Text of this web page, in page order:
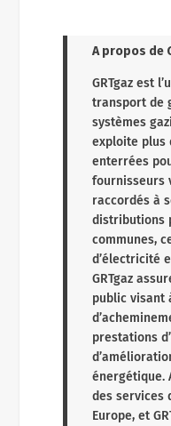
A propos de
GRTgaz est
transport de
systèmes
exploite plus
enterrées
fournisseurs
raccordés à
distributions
communes,
d’électricité
GRTgaz
public visant
prestations
énergétique.
des services
Europe, et